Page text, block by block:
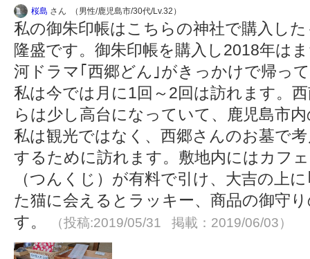
桜島 さん （男性/鹿児島市/30代/Lv.32）
私の御朱印帳はこちらの神社で購入し
隆盛です。御朱印帳を購入し2018年は
河ドラマ｢西郷どん｣がきっかけで帰っ
私は今では月に1回～2回は訪れます。
らは少し高台になっていて、鹿児島市
私は観光ではなく、西郷さんのお墓で
するために訪れます。敷地内にはカフ
（つんくじ）が有料で引け、大吉の上
た猫に会えるとラッキー、商品の御守
す。
（投稿:2019/05/31 掲載：2019/06/03）